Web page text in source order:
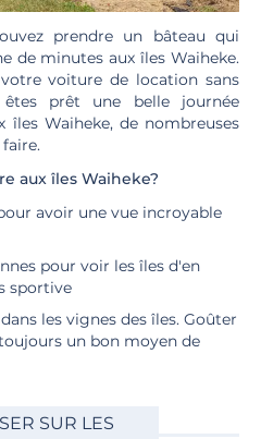
prendre un bâteau qui
de minutes aux îles Waiheke.
voiture de location sans
prêt une belle journée
îles Waiheke, de nombreuses
aux îles Waiheke?
avoir une vue incroyable
pour voir les îles d'en
sportive
les vignes des îles. Goûter
un bon moyen de
SUR LES